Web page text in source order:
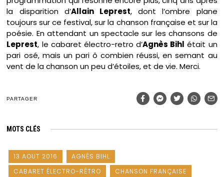
la disparition d’Allain Leprest, dont l’ombre plane
toujours sur ce festival, sur la chanson française et sur la
poésie. En attendant un spectacle sur les chansons de
Leprest, le cabaret électro-retro d’Agnès Bihl était un
pari osé, mais un pari ô combien réussi, en semant au
vent de la chanson un peu d’étoiles, et de vie. Merci.
PARTAGER
MOTS CLÉS
13 AOUT 2016
AGNÈS BIHL
CABARET ÉLECTRO-RÉTRO
CHANSON FRANÇAISE